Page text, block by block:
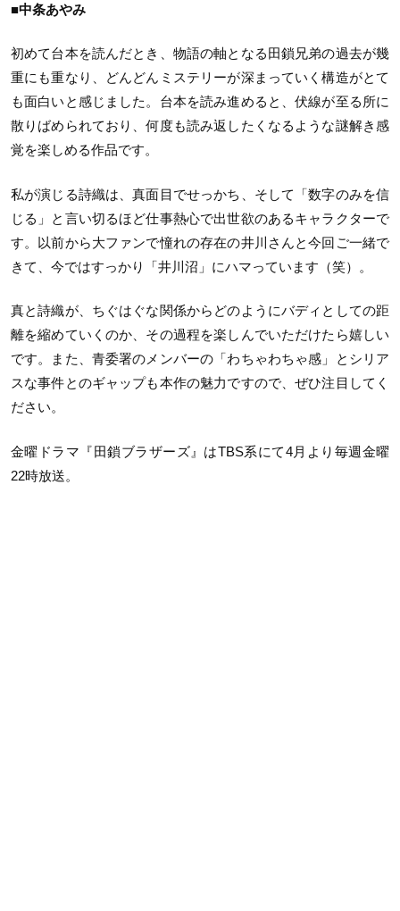
■中条あやみ
初めて台本を読んだとき、物語の軸となる田鎖兄弟の過去が幾
重にも重なり、どんどんミステリーが深まっていく構造がとて
も面白いと感じました。台本を読み進めると、伏線が至る所に
散りばめられており、何度も読み返したくなるような謎解き感
覚を楽しめる作品です。
私が演じる詩織は、真面目でせっかち、そして「数字のみを信
じる」と言い切るほど仕事熱心で出世欲のあるキャラクターで
す。以前から大ファンで憧れの存在の井川さんと今回ご一緒で
きて、今ではすっかり「井川沼」にハマっています（笑）。
真と詩織が、ちぐはぐな関係からどのようにバディとしての距
離を縮めていくのか、その過程を楽しんでいただけたら嬉しい
です。また、青委署のメンバーの「わちゃわちゃ感」とシリア
スな事件とのギャップも本作の魅力ですので、ぜひ注目してく
ださい。
金曜ドラマ『田鎖ブラザーズ』はTBS系にて4月より毎週金曜
22時放送。